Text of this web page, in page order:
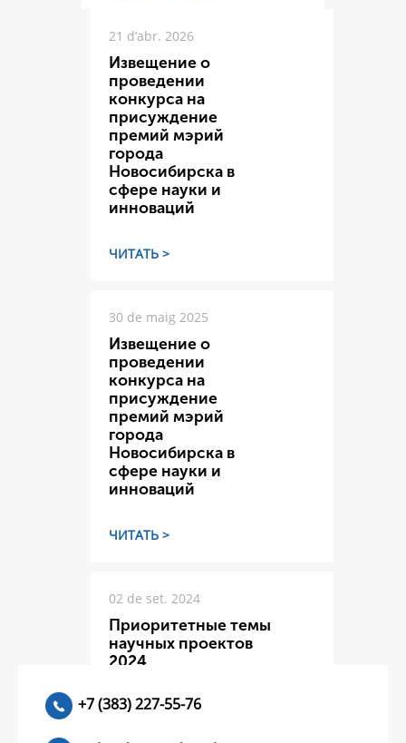
21 d’abr. 2026
Извещение о
проведении
конкурса на
присуждение
премий мэрий
города
Новосибирска в
сфере науки и
инноваций
ЧИТАТЬ >
30 de maig 2025
Извещение о
проведении
конкурса на
присуждение
премий мэрий
города
Новосибирска в
сфере науки и
инноваций
ЧИТАТЬ >
02 de set. 2024
Приоритетные темы
научных проектов
2024
ЧИТАТЬ >
+7 (383) 227-55-76